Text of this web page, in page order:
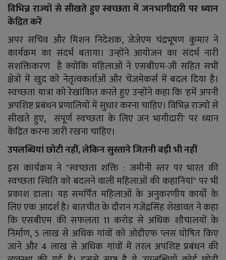
विभिन्न राज्यों से सीखते हुए स्वच्छता में जनभागीदारी पर ध्यान
केंद्रित करें
अपर सचिव और मिशन निदेशक, जेजेएम चंद्रभूषण कुमार ने
कार्यक्रम का संदर्भ बताया। उन्होंने आयोजन का संदर्भ नारी
सशक्तिकरण है क्योंकि महिलाओं ने एसबीएम-जी सहित सभी
क्षेत्रों में खुद को नेतृत्वकर्ताओं और चेंजमेकर्स में बदल दिया है।
स्वच्छता यात्रा को रेखांकित करते हुए उन्होंने कहा कि 'हमें अपनी
अपशिष्ट प्रबंधन प्रणालियों में सुधार करना चाहिए। विभिन्न राज्यों से
सीखते हुए, संपूर्ण स्वच्छता के लिए जन भागीदारी' पर ध्यान
केंद्रित करना जारी रखना चाहिए।
उपलब्धियां छोटी नहीं, लेकिन सुस्ताने जितनी बड़ी भी नहीं
इस कार्यक्रम ने "स्वच्छता शक्ति : जमीनी स्तर पर भारत की
स्वच्छता स्थिति को बदलने वाली महिलाओं की कहानियां" पर भी
प्रकाश डाला। यह समर्पित महिलाओं के अनुकरणीय कार्यों के
लिए एक आदर्श है। बातचीत के दौरान गजेंद्रसिंह शेखावत ने कहा
कि एसबीएम की सफलता 11 करोड़ से अधिक शौचालयों के
निर्माण, 5 लाख से अधिक गांवों को ओडीएफ प्लस घोषित किए
जाने और 4 लाख से अधिक गांवों में तरल अपशिष्ट प्रबंधन की